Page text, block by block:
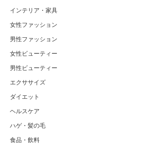
インテリア・家具
女性ファッション
男性ファッション
女性ビューティー
男性ビューティー
エクササイズ
ダイエット
ヘルスケア
ハゲ・髪の毛
食品・飲料